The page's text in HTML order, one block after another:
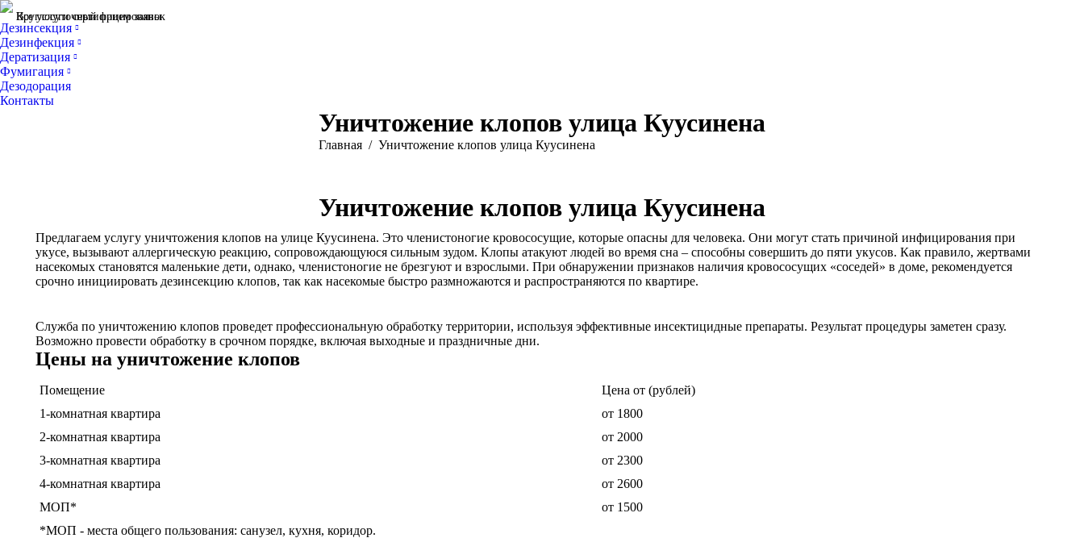
Все услуги сертифицированы
Круглосуточный прием заявок
Дезинсекция
Дезинфекция
Дератизация
Фумигация
Дезодорация
Контакты
Уничтожение клопов улица Куусинена
Вы здесь:
Главная Уничтожение клопов улица Куусинена
Уничтожение клопов улица Куусинена
Предлагаем услугу уничтожения клопов на улице Куусинена. Это членистоногие кровососущие, которые опасны для человека. Они могут стать причиной инфицирования при
укусе, вызывают аллергическую реакцию, сопровождающуюся сильным зудом. Клопы атакуют людей во время сна – способны совершить до пяти укусов. Как правило, жертвами
насекомых становятся маленькие дети, однако, членистоногие не брезгуют и взрослыми. При обнаружении признаков наличия кровососущих «соседей» в доме, рекомендуется
срочно инициировать дезинсекцию клопов, так как насекомые быстро размножаются и распространяются по квартире.
Служба по уничтожению клопов проведет профессиональную обработку территории, используя эффективные инсектицидные препараты. Результат процедуры заметен сразу.
Возможно провести обработку в срочном порядке, включая выходные и праздничные дни.
Цены на уничтожение клопов
Помещение
Цена от (рублей)
1-комнатная квартира
от 1800
2-комнатная квартира
от 2000
3-комнатная квартира
от 2300
4-комнатная квартира
от 2600
МОП*
от 1500
*МОП - места общего пользования: санузел, кухня, коридор.